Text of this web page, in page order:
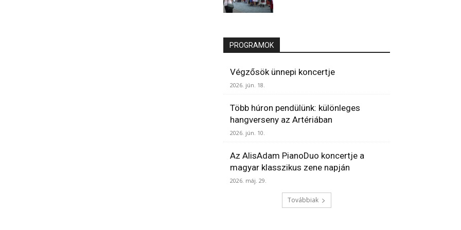
PROGRAMOK
Végzősök ünnepi koncertje
2026. jún. 18.
Több húron pendülünk: különleges
hangverseny az Artériában
2026. jún. 10.
Az AlisAdam PianoDuo koncertje a
magyar klasszikus zene napján
2026. máj. 29.
Továbbiak